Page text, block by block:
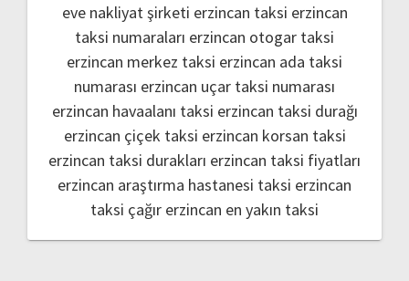
eve nakliyat şirketi erzincan taksi erzincan
taksi numaraları erzincan otogar taksi
erzincan merkez taksi erzincan ada taksi
numarası erzincan uçar taksi numarası
erzincan havaalanı taksi erzincan taksi durağı
erzincan çiçek taksi erzincan korsan taksi
erzincan taksi durakları erzincan taksi fiyatları
erzincan araştırma hastanesi taksi erzincan
taksi çağır erzincan en yakın taksi